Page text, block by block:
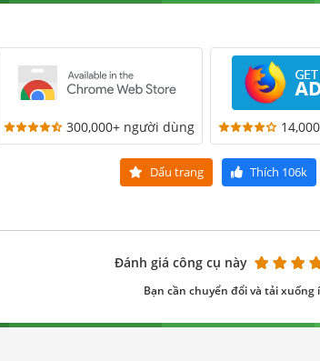
300,000+ người dùng
Dấu trang Thích 106k
Đánh giá công cụ này
Bạn cần chuyển đổi và tải